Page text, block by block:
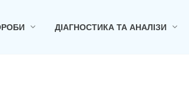
ДІАГНОСТИКА ТА АНАЛІЗИ